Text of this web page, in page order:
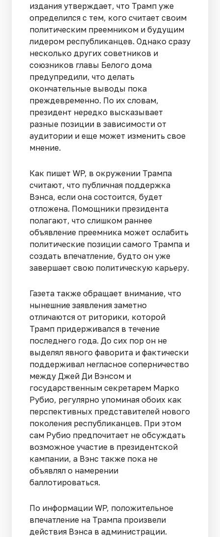
издания утверждает, что Трамп уже
определился с тем, кого считает своим
политическим преемником и будущим
лидером республиканцев. Однако сразу
несколько других советников и
союзников главы Белого дома
предупредили, что делать
окончательные выводы пока
преждевременно. По их словам,
президент нередко высказывает
разные позиции в зависимости от
аудитории и еще может изменить свое
мнение.
Как пишет WP, в окружении Трампа
считают, что публичная поддержка
Вэнса, если она состоится, будет
отложена. Помощники президента
полагают, что слишком раннее
объявление преемника может ослабить
политические позиции самого Трампа и
создать впечатление, будто он уже
завершает свою политическую карьеру.
Газета также обращает внимание, что
нынешние заявления заметно
отличаются от риторики, которой
Трамп придерживался в течение
последнего года. До сих пор он не
выделял явного фаворита и фактически
поддерживал негласное соперничество
между Джей Ди Вэнсом и
государственным секретарем Марко
Рубио, регулярно упоминая обоих как
перспективных представителей нового
поколения республиканцев. При этом
сам Рубио предпочитает не обсуждать
возможное участие в президентской
кампании, а Вэнс также пока не
объявлял о намерении
баллотироваться.
По информации WP, положительное
впечатление на Трампа произвели
действия Вэнса в администрации.